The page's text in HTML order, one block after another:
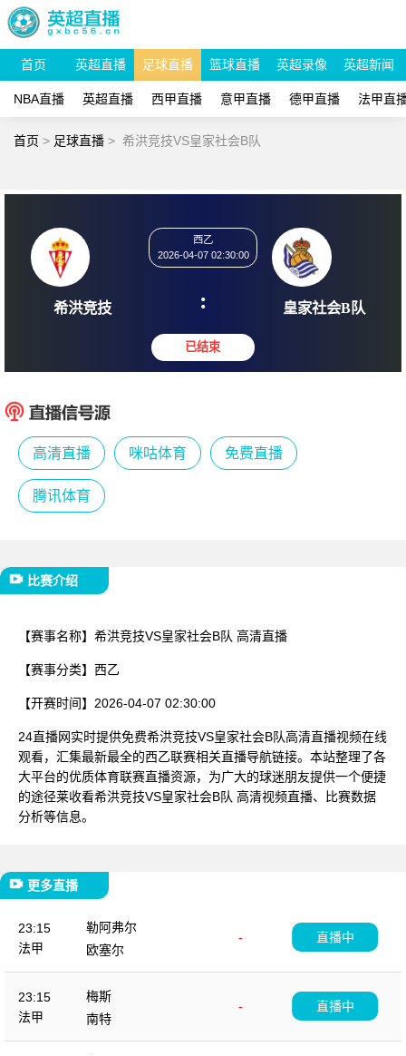
首页 英超直播 足球直播 篮球直播 英超录像 英超新闻
NBA直播 英超直播 西甲直播 意甲直播 德甲直播 法甲直
首页 > 足球直播 > 希洪竞技VS皇家社会B队
希洪竞技
2026-04-07 02:30:00
: 皇家社
高清直播 咪咕体育 免费直播
腾讯体育
比赛介绍
【赛事名称】 希洪竞技VS皇家社会B队 高清直播
【赛事分类】 西乙
【开赛时间】 2026-04-07 02:30:00
24直播网实时提供免费希洪竞技VS皇家社会B队高清直播视频在线
观看，汇集最新最全的西乙联赛相关直播导航链接。本站整理了各
大平台的优质体育联赛直播资源，为广大的球迷朋友提供一个便捷
的途径莱收看希洪竞技VS皇家社会B队 高清视频直播、比赛数据
分析等信息。
更多直播
23:15
法甲
勒阿弗尔
-
欧塞尔
直播中
23:15
法甲
梅斯
-
南特
直播中